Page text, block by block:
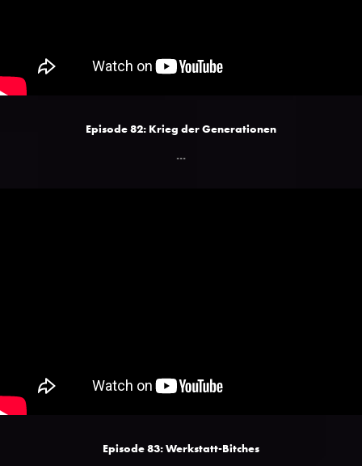
Episode 82: Krieg der Generationen
...
Episode 83: Werkstatt-Bitches